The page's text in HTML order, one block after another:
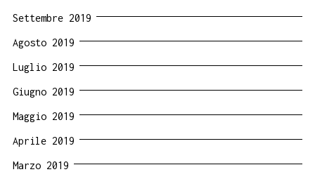
Settembre 2019
Agosto 2019
Luglio 2019
Giugno 2019
Maggio 2019
Aprile 2019
Marzo 2019